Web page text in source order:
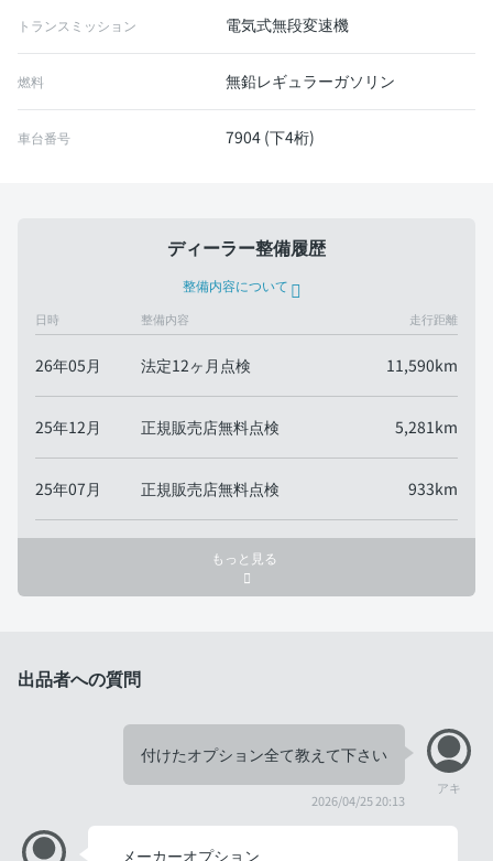
トランスミッション 電気式無段変速機
燃料 無鉛レギュラーガソリン
車台番号 7904 (下4桁)
ディーラー整備履歴
整備内容について
日時 整備内容 走行距離
26年05月 法定12ヶ月点検 11,590km
25年12月 正規販売店無料点検 5,281km
25年07月 正規販売店無料点検 933km
もっと見る
出品者への質問
アキ
付けたオプション全て教えて下さい
2026/04/25 20:13
メーカーオプション